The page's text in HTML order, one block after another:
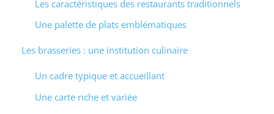
Les caractéristiques des restaurants traditionnels
Une palette de plats emblématiques
Les brasseries : une institution culinaire
Un cadre typique et accueillant
Une carte riche et variée